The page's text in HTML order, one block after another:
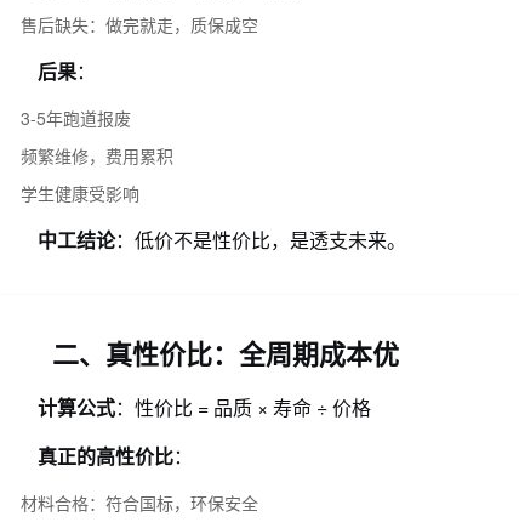
售后缺失：做完就走，质保成空
后果：
3-5年跑道报废
频繁维修，费用累积
学生健康受影响
中工结论：低价不是性价比，是透支未来。
二、真性价比：全周期成本优
计算公式：性价比 = 品质 × 寿命 ÷ 价格
真正的高性价比：
材料合格：符合国标，环保安全